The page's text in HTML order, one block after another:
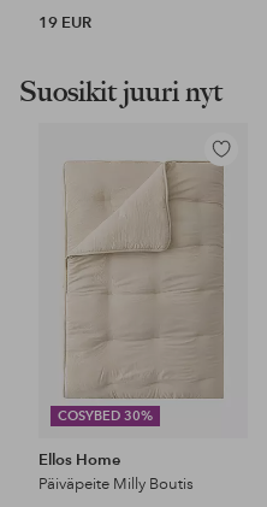
19 EUR
Suosikit juuri nyt
COSYBED 30%
Lisää
Ellos Home
Päiväpeite Milly Boutis